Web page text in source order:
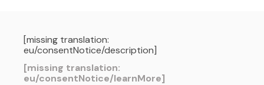
[missing translation:
eu/consentNotice/description]
[missing translation:
eu/consentNotice/learnMore]